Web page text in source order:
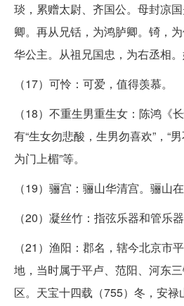
琰，累赠太尉、齐国公。母封凉
卿。再从兄铦，为鸿胪卿。锜，
华公主。从祖兄国忠，为右丞相。
（17）可怜：可爱，值得羡慕。
（18）不重生男重生女：陈鸿《
有“生女勿悲酸，生男勿喜欢”，“
为门上楣”等。
（19）骊宫：骊山华清宫。骊山
（20）凝丝竹：指弦乐器和管乐
（21）渔阳：郡名，辖今北京市
地，当时属于平卢、范阳、河东
区。天宝十四载（755）冬，安